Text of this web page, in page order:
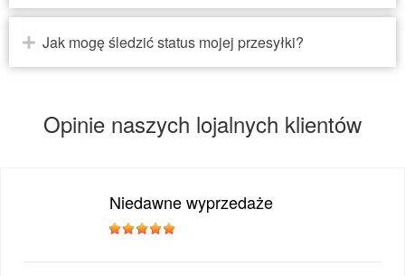
Jak mogę śledzić status mojej przesyłki?
Opinie naszych lojalnych klientów
Niedawne wyprzedaże